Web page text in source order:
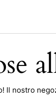
Il nostro